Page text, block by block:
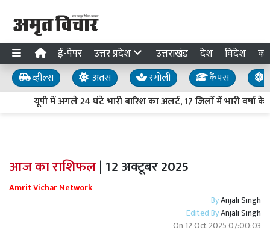
ई-पेपर उत्तर प्रदेश उत्तराखंड देश विदेश
व्हील्स अंतस रंगोली कैंपस
यूपी में अगले 24 घंटे भारी बारिश का अलर्ट, 17 जिलों में भारी वर्षा
आज का राशिफल| 12 अक्टूबर 2025
Amrit Vichar Network
ByAnjali Singh
Edited ByAnjali Singh
On 12 Oct 2025 07:00:03